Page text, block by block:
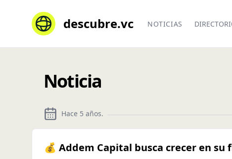
descubre.vc NOTICIAS
Noticia
Hace 5 años.
💰 Addem Capital busca crecer en